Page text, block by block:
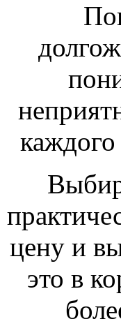
каждого
цену и
это в